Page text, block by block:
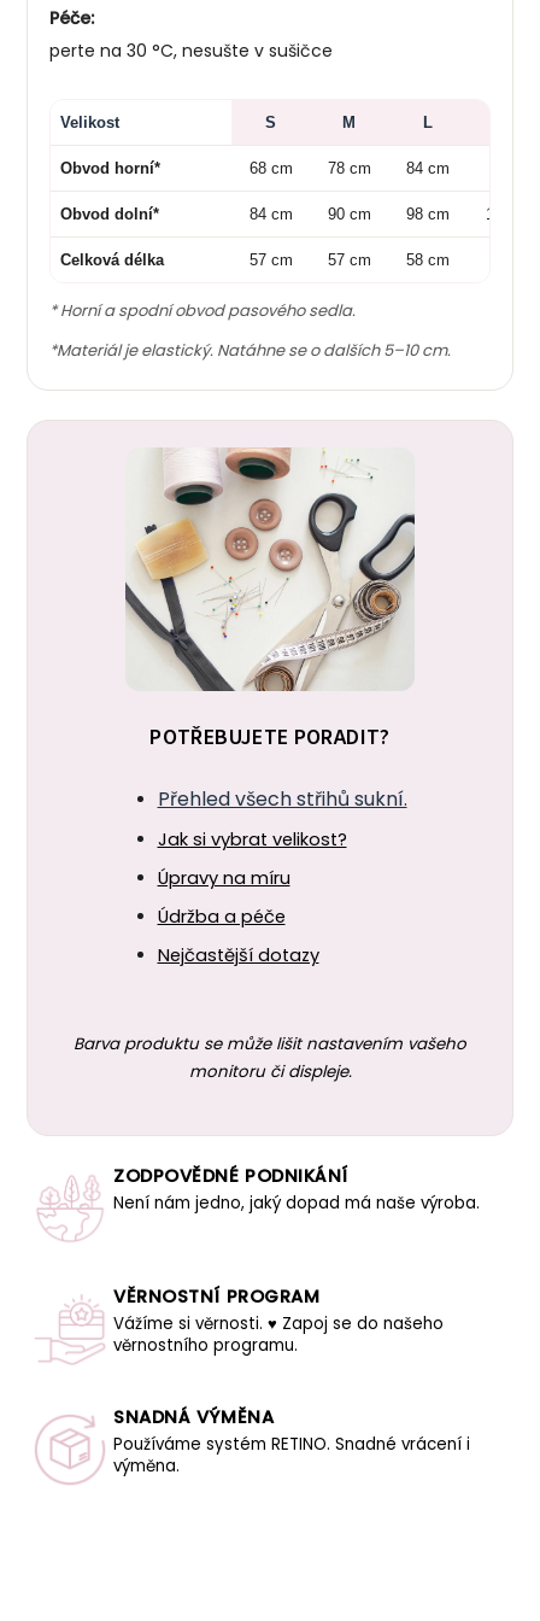
Péče:
perte na 30 °C, nesušte v sušičce
Velikost S M L
Obvod horní* 68 cm 78 cm 84 cm
Obvod dolní* 84 cm 90 cm 98 cm 106 cm
Celková délka 57 cm 57 cm 58 cm
* Horní a spodní obvod pasového sedla.
*Materiál je elastický. Natáhne se o dalších 5–10 cm.
POTŘEBUJETE PORADIT?
Přehled všech střihů sukní.
Jak si vybrat velikost?
Úpravy na míru
Údržba a péče
Nejčastější dotazy
Barva produktu se může lišit nastavením vašeho
monitoru či displeje.
ZODPOVĚDNÉ PODNIKÁNÍ
Není nám jedno, jaký dopad má naše výroba.
VĚRNOSTNÍ PROGRAM
Vážíme si věrnosti. ♥ Zapoj se do našeho
věrnostního programu.
SNADNÁ VÝMĚNA
Používáme systém RETINO. Snadné vrácení i
výměna.